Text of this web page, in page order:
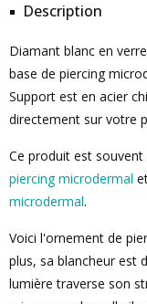
Description
Diamant blanc en
base de piercing
Support est en acier
directement sur votre
Ce produit est
piercing microdermal
microdermal.
Voici l'ornement de
plus, sa blancheur est
lumière traverse son